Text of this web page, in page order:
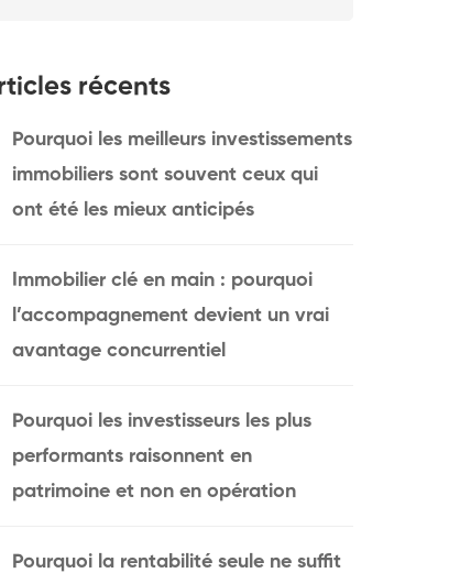
récents
Pourquoi les meilleurs investissements
immobiliers sont souvent ceux qui
ont été les mieux anticipés
Immobilier clé en main : pourquoi
l’accompagnement devient un vrai
avantage concurrentiel
Pourquoi les investisseurs les plus
performants raisonnent en
patrimoine et non en opération
Pourquoi la rentabilité seule ne suffit